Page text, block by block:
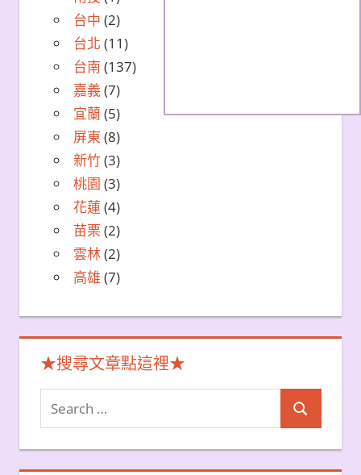
台中 (2)
台北 (11)
台南 (137)
嘉義(7)
宜蘭 (5)
屏東 (8)
新竹(3)
桃園 (3)
花蓮 (4)
苗栗 (2)
雲林(2)
高雄 (7)
★搜尋文章點這裡★
Search
for:
Search